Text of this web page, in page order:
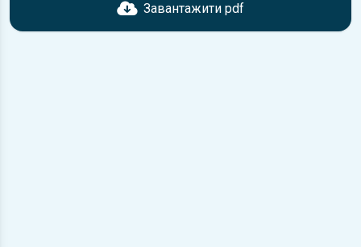
Volkswagen Polo, що надані в книзі. Можливі розбіжності,
Завантажити pdf